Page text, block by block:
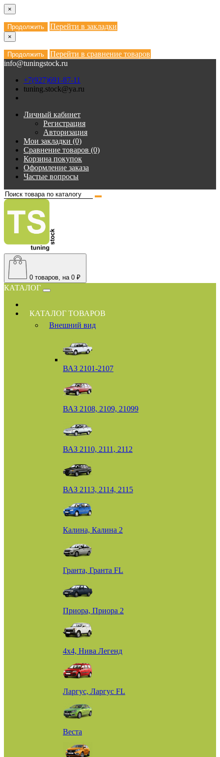
×
Продолжить Перейти в закладки
×
Продолжить
Перейти в сравнение товаров
info@tuningstock.ru
+7(927)691-87-11
tuning.stock@ya.ru
Личный кабинет
Регистрация
Авторизация
Мои закладки (0)
Сравнение товаров (0)
Корзина покупок
Оформление заказа
Частые вопросы
0 товаров, на 0 ₽
КАТАЛОГ
КАТАЛОГ ТОВАРОВ
Внешний вид
ВАЗ 2101-2107
ВАЗ 2108, 2109, 21099
ВАЗ 2110, 2111, 2112
ВАЗ 2113, 2114, 2115
Калина, Калина 2
Гранта, Гранта FL
Приора, Приора 2
4х4, Нива Легенд
Ларгус, Ларгус FL
Веста